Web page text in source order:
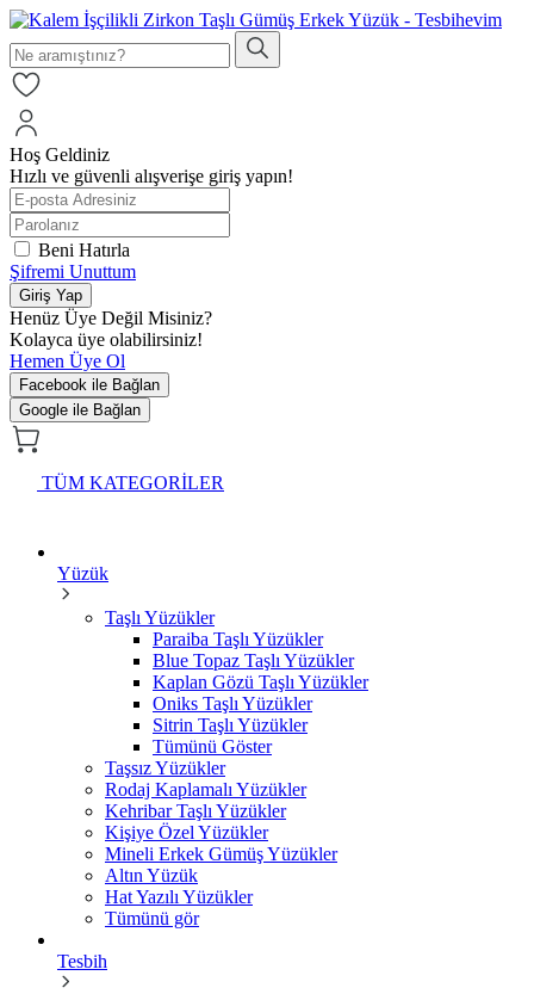
Hoş Geldiniz
Hızlı ve güvenli alışverişe giriş yapın!
Beni Hatırla
Şifremi Unuttum
Giriş Yap
Henüz Üye Değil Misiniz?
Kolayca üye olabilirsiniz!
Hemen Üye Ol
Facebook ile Bağlan
Google ile Bağlan
TÜM KATEGORİLER
Yüzük
Taşlı Yüzükler
Paraiba Taşlı Yüzükler
Blue Topaz Taşlı Yüzükler
Kaplan Gözü Taşlı Yüzükler
Oniks Taşlı Yüzükler
Sitrin Taşlı Yüzükler
Tümünü Göster
Taşsız Yüzükler
Rodaj Kaplamalı Yüzükler
Kehribar Taşlı Yüzükler
Kişiye Özel Yüzükler
Mineli Erkek Gümüş Yüzükler
Altın Yüzük
Hat Yazılı Yüzükler
Tümünü gör
Tesbih